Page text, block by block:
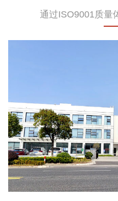
通过ISO9001质量